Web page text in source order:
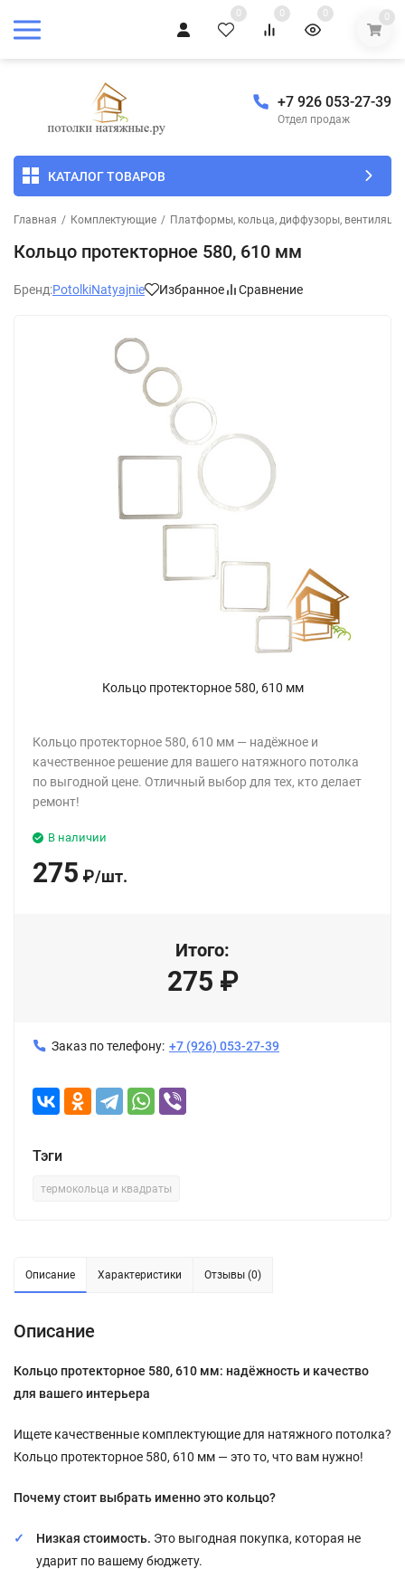
0 0 0 0
+7 926 053-27-39
Отдел продаж
КАТАЛОГ ТОВАРОВ
Главная / Комплектующие / Платформы, кольца, диффузоры,
Кольцо протекторное 580, 610 мм
Бренд:PotolkiNatyajnie Избранное Сравнение
Кольцо протекторное 580, 610 мм
Кольцо протекторное 580, 610 мм — надёжное и
качественное решение для вашего натяжного потолка
по выгодной цене. Отличный выбор для тех, кто делает
ремонт!
В наличии
275 ₽/шт.
Итого:
275 ₽
Заказ по телефону: +7 (926) 053-27-39
Тэги
термокольца и квадраты
Описание Характеристики Отзывы (0)
Описание
Кольцо протекторное 580, 610 мм: надёжность и качество
для вашего интерьера
Ищете качественные комплектующие для натяжного потолка?
Кольцо протекторное 580, 610 мм — это то, что вам нужно!
Почему стоит выбрать именно это кольцо?
Низкая стоимость. Это выгодная покупка, которая не
ударит по вашему бюджету.